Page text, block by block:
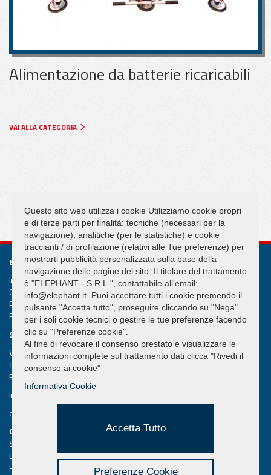
Alimentazione da batterie ricaricabili
VAI ALLA CATEGORIA
SEGUICI SU
ELEPHANT S.R.L.
Impianti di sollevamento e movimentazione Gru Ventose
Cap. Soc. int. versato € 50.000,00
Partita IVA 02013590407
R.e.a. Rimini n. 233980
SEDE LEGALE
Via Piane, 25/A – 47853 Coriano – Rimini (RN) – Italy
Tel. +39 0541 657285
Fax +39 0541 657605
info@elephant.it
elephant@legalmail.it
QUICK MENU
Sollevatori a Ventosa
Download Cataloghi
Privacy utenti del sito
Questo sito web utilizza i cookie Utilizziamo cookie propri
e di terze parti per finalità: tecniche (necessari per la
navigazione), analitiche (per le statistiche) e cookie
traccianti / di profilazione (relativi alle Tue preferenze) per
mostrarti pubblicità personalizzata sulla base della
navigazione delle pagine del sito. Il titolare del trattamento
è "ELEPHANT - S.R.L.", contattabile all'email:
info@elephant.it. Puoi accettare tutti i cookie premendo il
pulsante "Accetta tutto", proseguire cliccando su "Nega"
per i soli cookie tecnici o gestire le tue preferenze facendo
clic su "Preferenze cookie".
Al fine di revocare il consenso prestato e visualizzare le
informazioni complete sul trattamento dati clicca "Rivedi il
consenso ai cookie"
Informativa Cookie
Accetta Tutto
Preferenze Cookie